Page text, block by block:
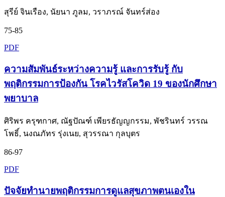
สุรีย์ จินเรือง, นัยนา ภูลม, วราภรณ์ จันทร์ส่อง
75-85
PDF
ความสัมพันธ์ระหว่างความรู้ และการรับรู้ กับ
พฤติกรรมการป้องกัน โรคไวรัสโควิด 19 ของนักศึกษา
พยาบาล
ศิริพร ครุฑกาศ, ณัฐปัณฑ์ เพียรธัญญกรรม, พัชรินทร์ วรรณ
โพธิ์, นงณภัทร รุ่งเนย, สุวรรณา กุลบุตร
86-97
PDF
ปัจจัยทำนายพฤติกรรมการดูแลสุขภาพตนเองใน